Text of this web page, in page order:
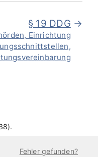
§ 19 DDG
Einrichtung
Fehler gefunden?